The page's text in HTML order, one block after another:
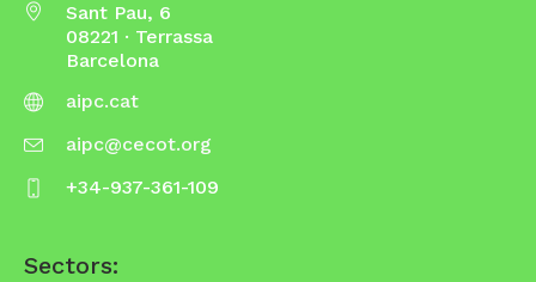
Sant Pau, 6
08221 · Terrassa
Barcelona
aipc.cat
aipc@cecot.org
+34-937-361-109
Sectors: